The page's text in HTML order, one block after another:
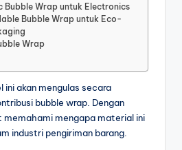
Wrap untuk Electronics
Bubble Wrap untuk Eco-
Wrap
ini akan mengulas secara
bubble wrap. Dengan
memahami mengapa material ini
industri pengiriman barang.